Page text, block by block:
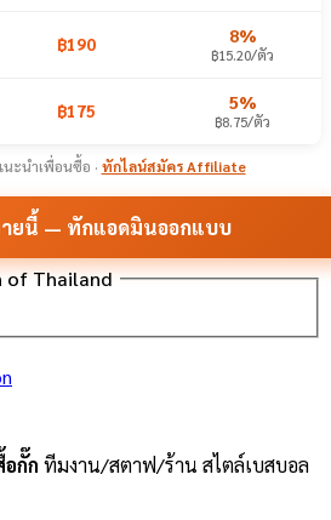
฿190 8%
฿15.20/ตัว
฿175 5%
฿8.75/ตัว
ะนำเพื่อนซื้อ · ทักไลน์สมัคร Affiliate
ายนี้ — ทักแอดมินออกแบบ
of Thailand
กั๊ก ทีมงาน/สตาฟ/ร้าน สไตล์เบสบอล